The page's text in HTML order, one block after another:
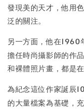
發現美的天才，他用
泛的關注。
另一方面，他在1960
擔任時尚攝影師的作
和裸體照片畫，都是
為紀念這位作家誕辰
的大量檔案為基礎，